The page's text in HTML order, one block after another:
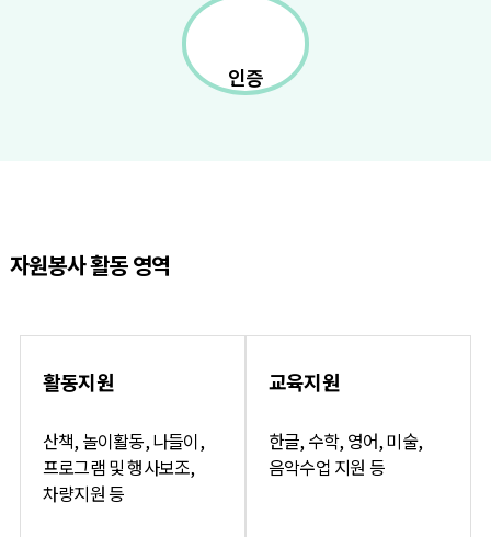
인증
자원봉사 활동 영역
활동지원
산책, 놀이활동, 나들이,
프로그램 및 행사보조,
차량지원 등
교육지원
한글, 수학, 영어, 미술,
음악수업 지원 등